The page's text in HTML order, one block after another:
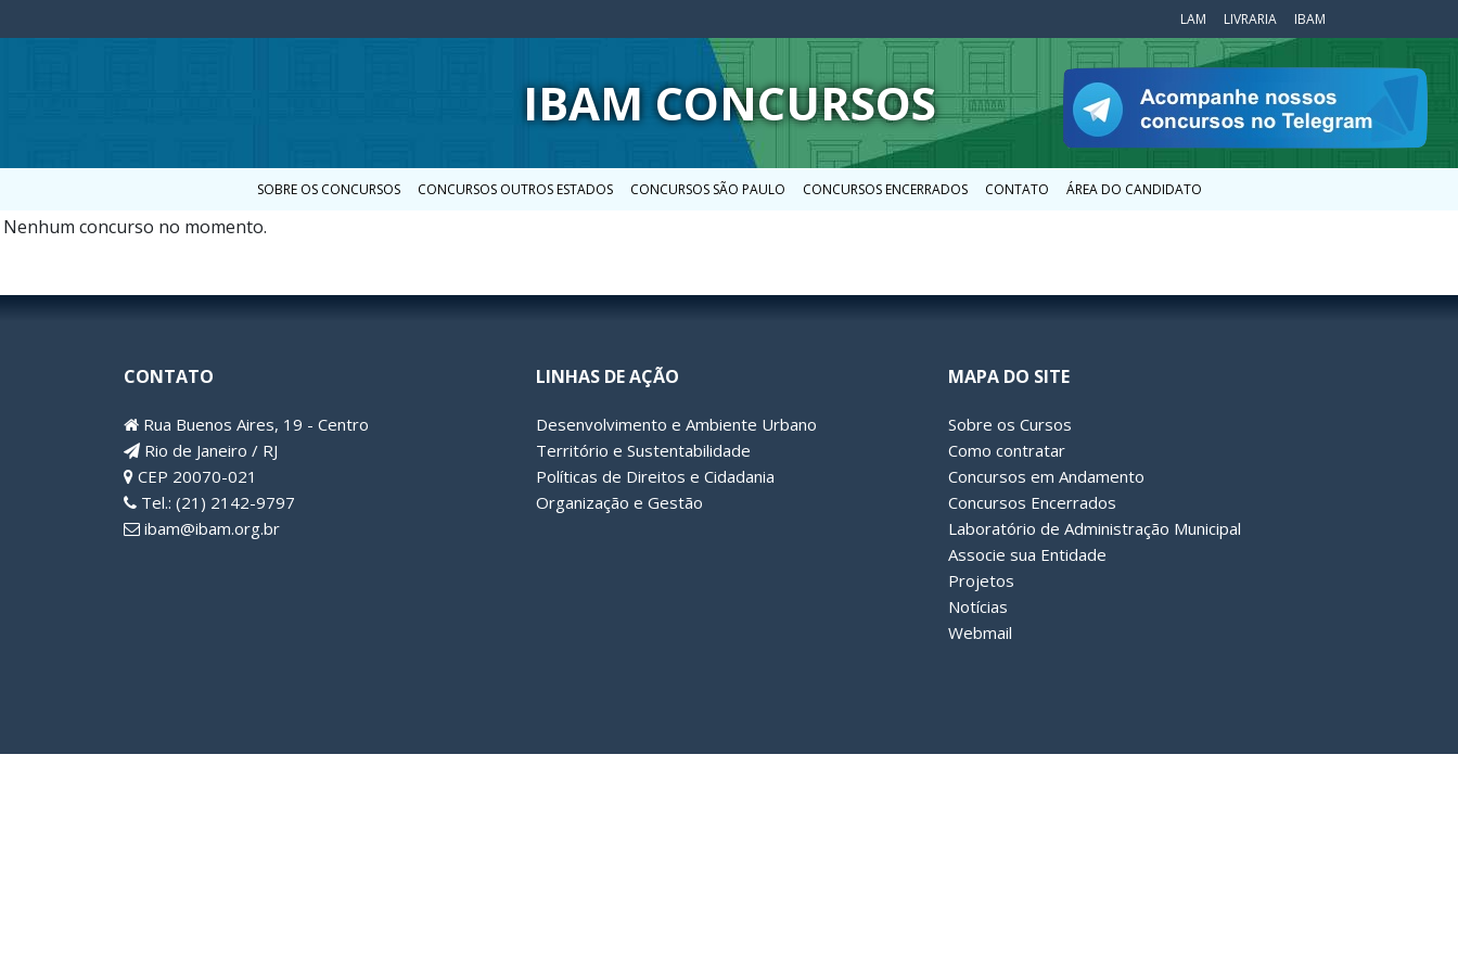
LAM LIVRARIA IBAM
IBAM CONCURSOS
SOBRE OS CONCURSOS CONCURSOS OUTROS ESTADOS CONCURSOS SÃO PAULO CONCURSOS ENCERRADOS CONTATO ÁREA DO CANDIDATO
Nenhum concurso no momento.
CONTATO
Rua Buenos Aires, 19 - Centro
Rio de Janeiro / RJ
CEP 20070-021
Tel.: (21) 2142-9797
ibam@ibam.org.br
LINHAS DE AÇÃO
Desenvolvimento e Ambiente Urbano
Território e Sustentabilidade
Políticas de Direitos e Cidadania
Organização e Gestão
MAPA DO SITE
Sobre os Cursos
Como contratar
Concursos em Andamento
Concursos Encerrados
Laboratório de Administração Municipal
Associe sua Entidade
Projetos
Notícias
Webmail